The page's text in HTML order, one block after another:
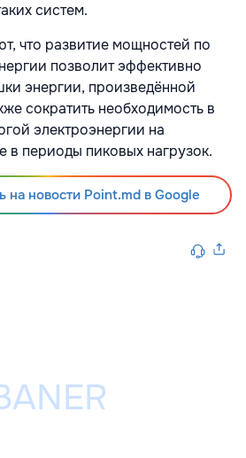
систем.
что развитие мощностей по
позволит эффективно
энергии, произведённой
сократить необходимость в
электроэнергии на
в периоды пиковых нагрузок.
на новости Point.md в Google